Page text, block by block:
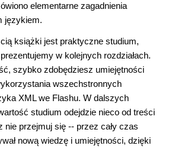
elementarne zagadnienia
językiem.
książki jest praktyczne studium,
w kolejnych rozdziałach.
szybko zdobędziesz umiejętności
wszechstronnych
XML we Flashu. W dalszych
studium odejdzie nieco od treści
nie przejmuj się -- przez cały czas
nową wiedzę i umiejętności, dzięki